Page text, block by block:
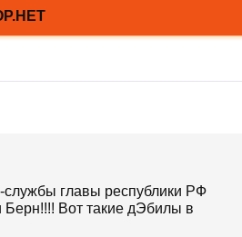
службы главы республики РФ
Берн!!!! Вот такие дЭбилы в